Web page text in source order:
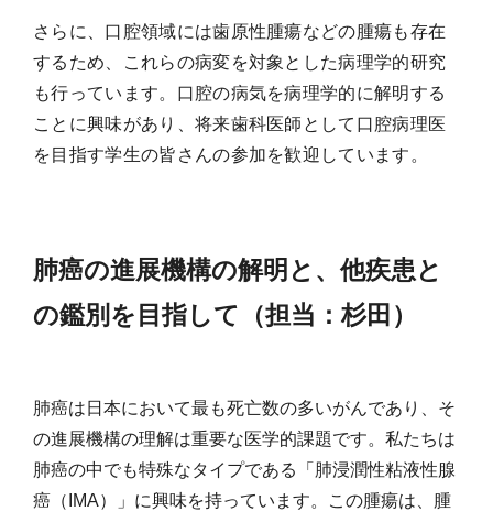
さらに、口腔領域には歯原性腫瘍などの腫瘍も存在
するため、これらの病変を対象とした病理学的研究
も行っています。口腔の病気を病理学的に解明する
ことに興味があり、将来歯科医師として口腔病理医
を目指す学生の皆さんの参加を歓迎しています。
肺癌の進展機構の解明と、他疾患と
の鑑別を目指して（担当：杉田）
肺癌は日本において最も死亡数の多いがんであり、そ
の進展機構の理解は重要な医学的課題です。私たちは
肺癌の中でも特殊なタイプである「肺浸潤性粘液性腺
癌（IMA）」に興味を持っています。この腫瘍は、腫